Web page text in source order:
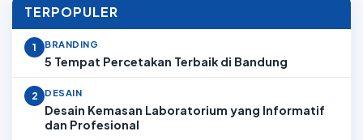
TERPOPULER
1 BRANDING
5 Tempat Percetakan Terbaik di Bandung
2 DESAIN
Desain Kemasan Laboratorium yang Informatif
dan Profesional